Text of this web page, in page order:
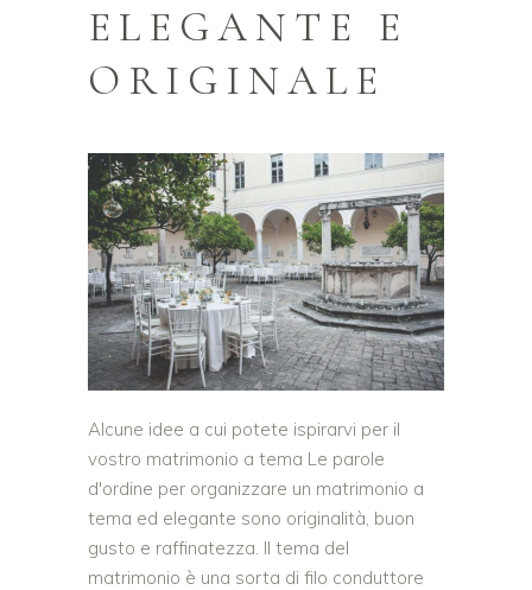
ELEGANTE E
ORIGINALE
Alcune idee a cui potete ispirarvi per il
vostro matrimonio a tema Le parole
d'ordine per organizzare un matrimonio a
tema ed elegante sono originalità, buon
gusto e raffinatezza. Il tema del
matrimonio è una sorta di filo conduttore